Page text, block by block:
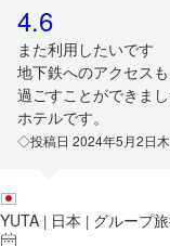
4.6
また利用したいです
地下鉄へのアクセス
過ごすことができま
ホテルです。
◇投稿日 2024年5月2日
YUTA | 日本 | グループ